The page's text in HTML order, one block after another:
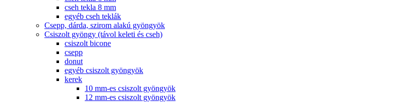
cseh tekla 8 mm
egyéb cseh teklák
Csepp, dárda, szirom alakú gyöngyök
Csiszolt gyöngy (távol keleti és cseh)
csiszolt bicone
csepp
donut
egyéb csiszolt gyöngyök
kerek
10 mm-es csiszolt gyöngyök
12 mm-es csiszolt gyöngyök